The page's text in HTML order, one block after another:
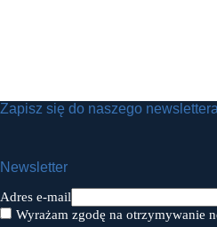
Zapisz się do naszego newslettera
Newsletter
Adres e-mail
Wyrażam zgodę na otrzymywanie